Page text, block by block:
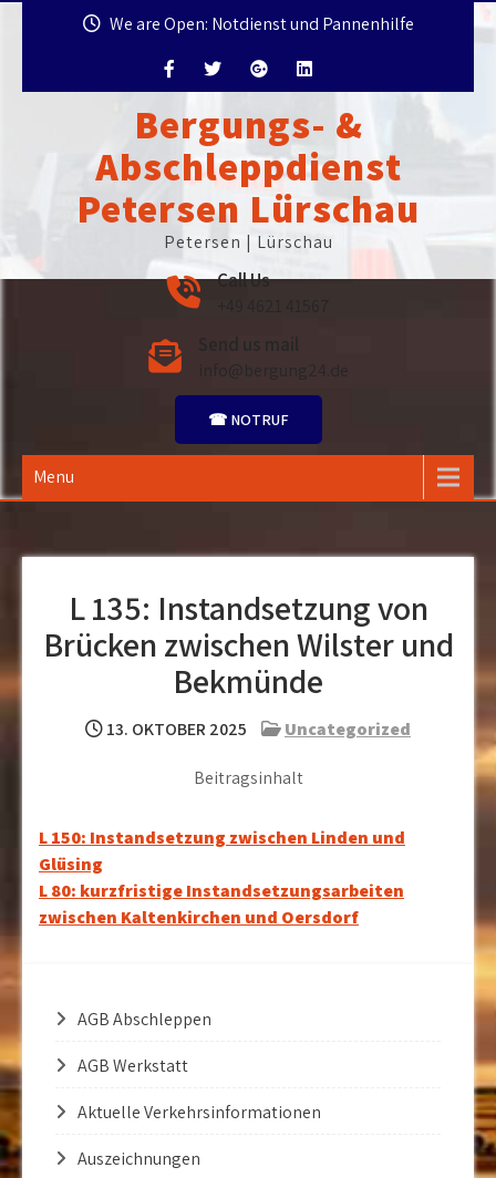
We are Open: Notdienst und Pannenhilfe
Bergungs- &
Abschleppdienst
Petersen Lürschau
Petersen | Lürschau
Call Us
Send us mail
info@bergung24.de
☎ NOTRUF
Menu
L 135: Instandsetzung von
Brücken zwischen Wilster und
Bekmünde
13. OKTOBER 2025 Uncategorized
Beitragsinhalt
Beitragsnavigation
L 150: Instandsetzung zwischen Linden und
Glüsing
L 80: kurzfristige Instandsetzungsarbeiten
zwischen Kaltenkirchen und Oersdorf
AGB Abschleppen
AGB Werkstatt
Aktuelle Verkehrsinformationen
Auszeichnungen